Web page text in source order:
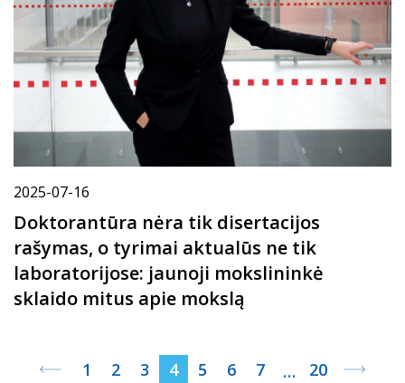
2025-07-16
Doktorantūra nėra tik disertacijos
rašymas, o tyrimai aktualūs ne tik
laboratorijose: jaunoji mokslininkė
sklaido mitus apie mokslą
1 2 3 4 5 6 7 … 20